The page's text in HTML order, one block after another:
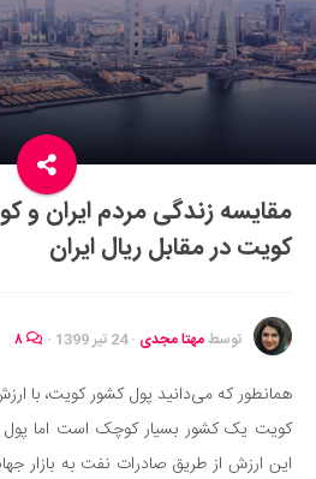
دکوراسیون و چیدمان
غذا
رستوران گردی
سفر و گردشگری
ایران گردی
جهان گردی
موفقیت و مهارت‌های فردی
تغذیه سالم
بهداشت
مقایسه زندگی مردم ایران و
کویت در مقابل ریال ایران
توسطمهتا مجدی ·24 تیر 1399 ·
همانطور که می‌دانید پول کشور کویت، با
کویت یک کشور بسیار کوچک است اما پول
این ارزش از طریق صادرات نفت به بازار